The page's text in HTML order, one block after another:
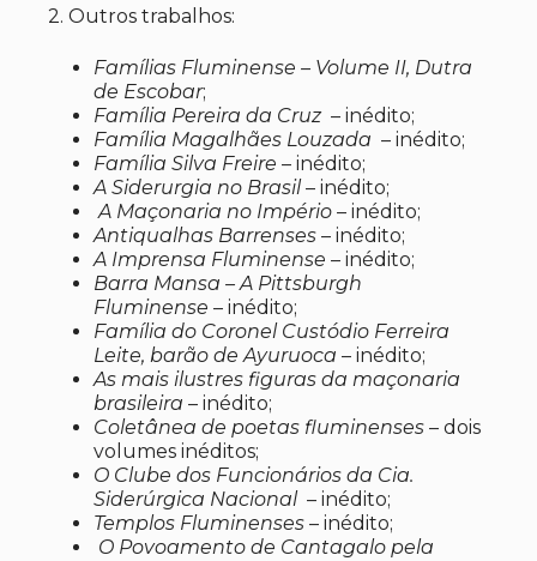
2. Outros trabalhos:
Famílias Fluminense – Volume II, Dutra
de Escobar;
Família Pereira da Cruz– inédito;
Família Magalhães Louzada – inédito;
Família Silva Freire – inédito;
A Siderurgia no Brasil– inédito;
A Maçonaria no Império– inédito;
Antiqualhas Barrenses– inédito;
A Imprensa Fluminense – inédito;
Barra Mansa – A Pittsburgh
Fluminense – inédito;
Família do Coronel Custódio Ferreira
Leite, barão de Ayuruoca – inédito;
As mais ilustres figuras da maçonaria
brasileira – inédito;
Coletânea de poetas fluminenses– dois
volumes inéditos;
O Clube dos Funcionários da Cia.
Siderúrgica Nacional– inédito;
Templos Fluminenses– inédito;
O Povoamento de Cantagalo pela